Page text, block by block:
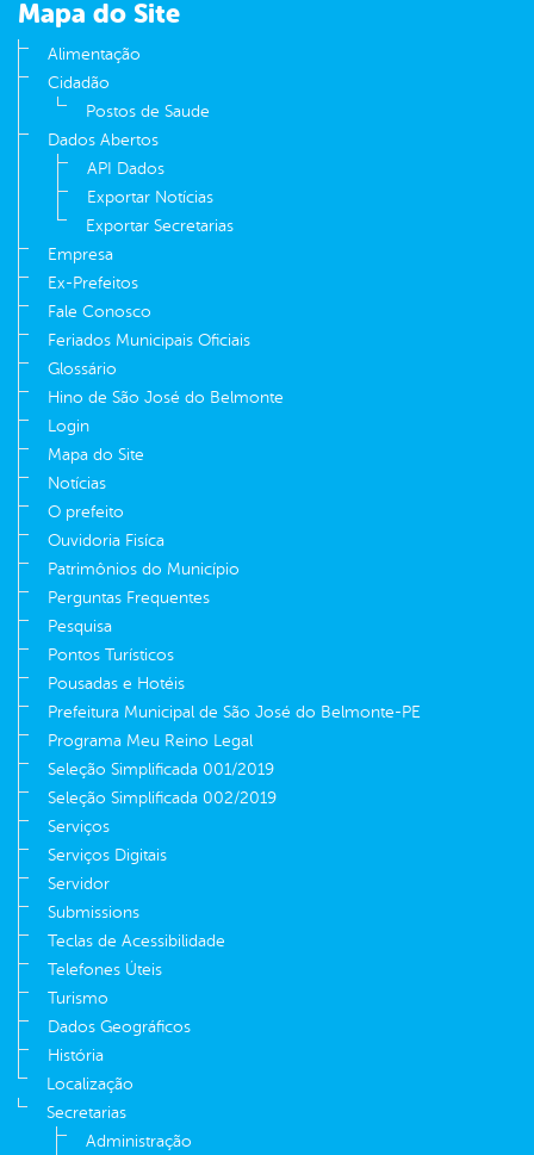
Mapa do Site
Alimentação
Cidadão
Postos de Saude
Dados Abertos
API Dados
Exportar Notícias
Exportar Secretarias
Empresa
Ex-Prefeitos
Fale Conosco
Feriados Municipais Oficiais
Glossário
Hino de São José do Belmonte
Login
Mapa do Site
Notícias
O prefeito
Ouvidoria Fisíca
Patrimônios do Município
Perguntas Frequentes
Pesquisa
Pontos Turísticos
Pousadas e Hotéis
Prefeitura Municipal de São José do Belmonte-PE
Programa Meu Reino Legal
Seleção Simplificada 001/2019
Seleção Simplificada 002/2019
Serviços
Serviços Digitais
Servidor
Submissions
Teclas de Acessibilidade
Telefones Úteis
Turismo
Dados Geográficos
História
Localização
Secretarias
Administração